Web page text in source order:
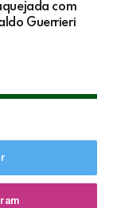
com
Guerrieri